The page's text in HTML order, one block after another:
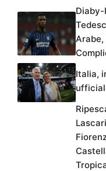
Italia,